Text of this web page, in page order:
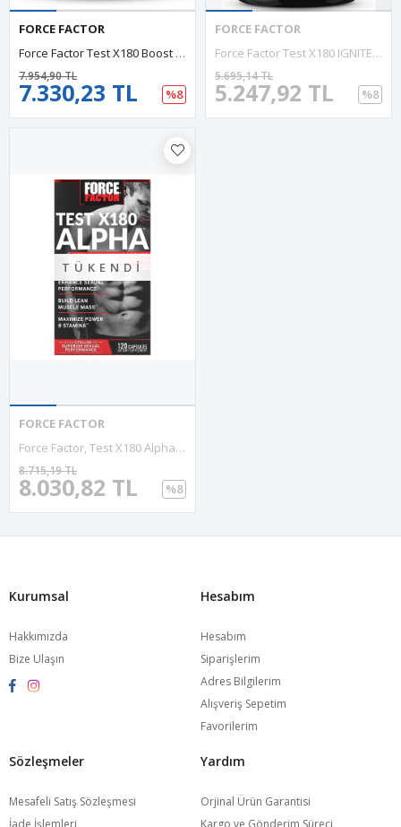
FORCE FACTOR
Force Factor Test X180 Boost Male Testosterone Booster 120 Tablet.Usa Menşei.3947.
7.330,23 TL
7.954,90 TL
%8
FORCE FACTOR
Force Factor Test X180 IGNITE Testofen,GreenTea,HornyGoat,EGCG,Cafeıne 60 Capsul. USA.3537
5.247,92 TL
5.695,14 TL
%8
TÜKENDI
FORCE FACTOR
Force Factor, Test X180 Alpha, 120 Capsules. Made In Usa.
8.030,82 TL
8.715,19 TL
%8
Kurumsal
Hakkımızda
Bize Ulaşın
Hesabım
Hesabım
Siparişlerim
Adres Bilgilerim
Alışveriş Sepetim
Favorilerim
Sözleşmeler
Mesafeli Satış Sözleşmesi
İade İşlemleri
Yardım
Orjinal Ürün Garantisi
Kargo ve Gönderim Süreci